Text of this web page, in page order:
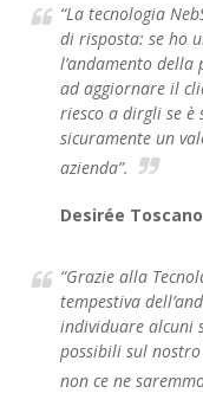
“La tecnologia
di risposta: se ho
l’andamento della
ad aggiornare il
riesco a dirgli se
sicuramente un
azienda”.
Desirée Toscano
“Grazie alla
tempestiva
individuare alcuni
possibili sul
non ce ne